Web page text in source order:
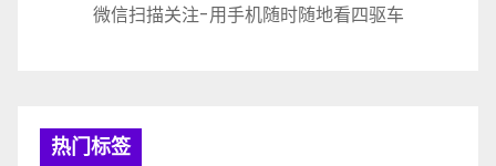
微信扫描关注-用手机随时随地看四驱车
热门标签